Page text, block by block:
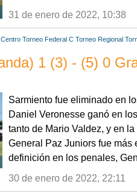
31 de enero de 2022, 10:38
Torneo Federal C Torneo Regional
1 (3) - (5) 0
Sarmiento fue eliminado en
Daniel Veronesse ganó en
tanto de Mario Valdez, y en
General Paz Juniors fue más
definición en los penales,
30 de enero de 2022, 22:11